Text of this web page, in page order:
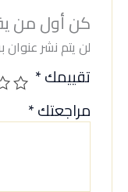
كن أول من
لن يتم نشر عنوان
تقييمك*
مراجعتك*